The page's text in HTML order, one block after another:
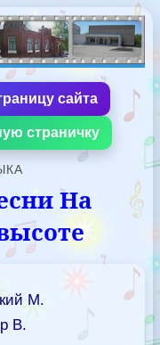
сайта
страничку
На
М.
В.